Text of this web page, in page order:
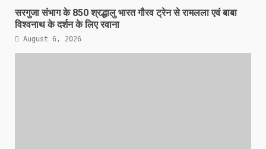
सरगुजा संभाग के 850 श्रद्धालु भारत गौरव ट्रेन से रामलला एवं बाबा
विश्वनाथ के दर्शन के लिए रवाना
August 6, 2026